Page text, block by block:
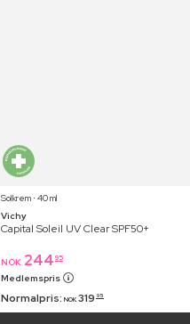
Solkrem ⋅ 40 ml
Vichy
Capital Soleil UV Clear SPF50+
NOK 244 95
Medlemspris
Normalpris: NOK 319 95